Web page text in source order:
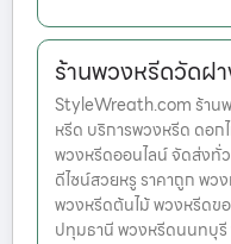
ร้านพวงหรีดวัดฝ
StyleWreath.com ร้าน
หรีด บริการพวงหรีด ดอ
พวงหรีดออนไลน์ จัดส่งทั่
ดีไซน์สวยหรู ราคาถูก พ
พวงหรีดต้นไม้ พวงหรีดข
ปทุมธานี พวงหรีดนนทบุ